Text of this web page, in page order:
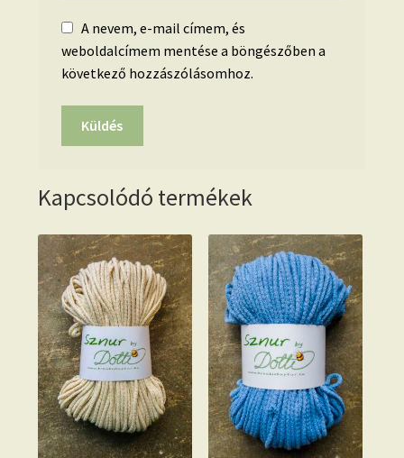
A nevem, e-mail címem, és
weboldalcímem mentése a böngészőben a
következő hozzászólásomhoz.
Kapcsolódó termékek